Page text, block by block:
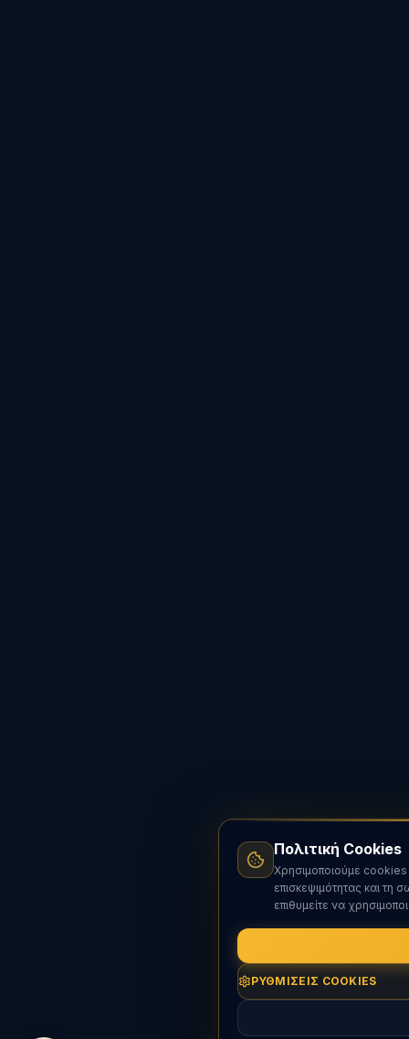
Πολιτική Cookies
Χρησιμοποιούμε cookies
επισκεψιμότητας και τη
επιθυμείτε να
ΡΥΘΜΊΣΕΙΣ COOKIES